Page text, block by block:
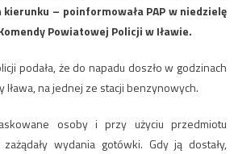
kierunku – poinformowała PAP w niedzielę
Powiatowej Policji w Iławie.
podała, że do napadu doszło w godzinach
Iława, na jednej ze stacji benzynowych.
osoby i przy użyciu przedmiotu
wydania gotówki. Gdy ją dostały,